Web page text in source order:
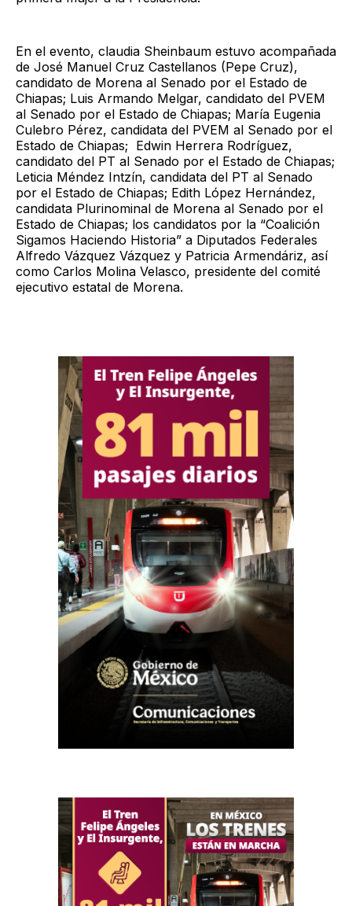
En el evento, claudia Sheinbaum estuvo acompañada
de José Manuel Cruz Castellanos (Pepe Cruz),
candidato de Morena al Senado por el Estado de
Chiapas; Luis Armando Melgar, candidato del PVEM
al Senado por el Estado de Chiapas; María Eugenia
Culebro Pérez, candidata del PVEM al Senado por el
Estado de Chiapas; Edwin Herrera Rodríguez,
candidato del PT al Senado por el Estado de Chiapas;
Leticia Méndez Intzín, candidata del PT al Senado
por el Estado de Chiapas; Edith López Hernández,
candidata Plurinominal de Morena al Senado por el
Estado de Chiapas; los candidatos por la “Coalición
Sigamos Haciendo Historia” a Diputados Federales
Alfredo Vázquez Vázquez y Patricia Armendáriz, así
como Carlos Molina Velasco, presidente del comité
ejecutivo estatal de Morena.